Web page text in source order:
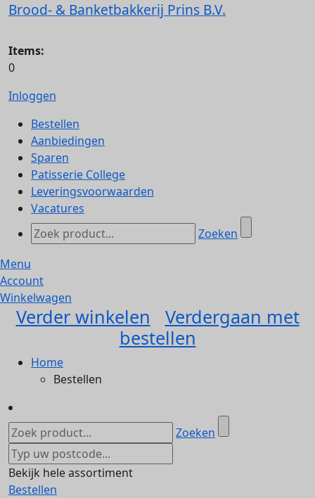
Brood- & Banketbakkerij Prins B.V.
Items:
0
Inloggen
Bestellen
Aanbiedingen
Sparen
Patisserie College
Leveringsvoorwaarden
Vacatures
Zoeken
Menu
Account
Winkelwagen
Verder winkelen
Verdergaan met
bestellen
Home
Bestellen
Zoeken
Bekijk hele assortiment
Bestellen